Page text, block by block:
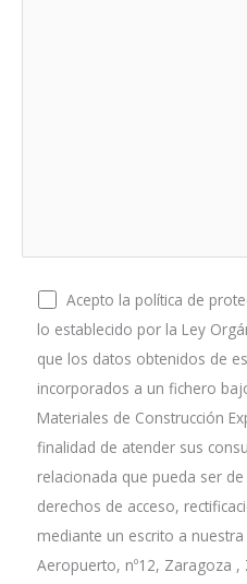
Acepto la política de
lo establecido por la Ley
que los datos obtenidos de
incorporados a un fichero
Materiales de Construcción
finalidad de atender sus
relacionada que pueda ser
derechos de acceso,
mediante un escrito a
Aeropuerto, nº12, Zaragoza ,